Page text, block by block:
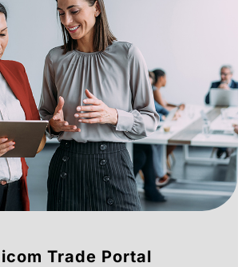
Trade Portal